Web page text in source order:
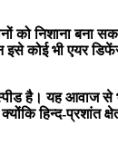
निशाना बना
इसे कोई भी एयर
स्पीड है। यह
हिन्द-प्रशांत